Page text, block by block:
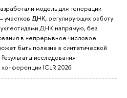
модель для генерации
участков ДНК, регулирующих работу
ДНК напрямую, без
в непрерывное числовое
быть полезна в синтетической
исследования
ICLR 2026.